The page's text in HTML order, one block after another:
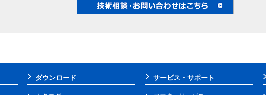
ダウンロード サービス・サポート